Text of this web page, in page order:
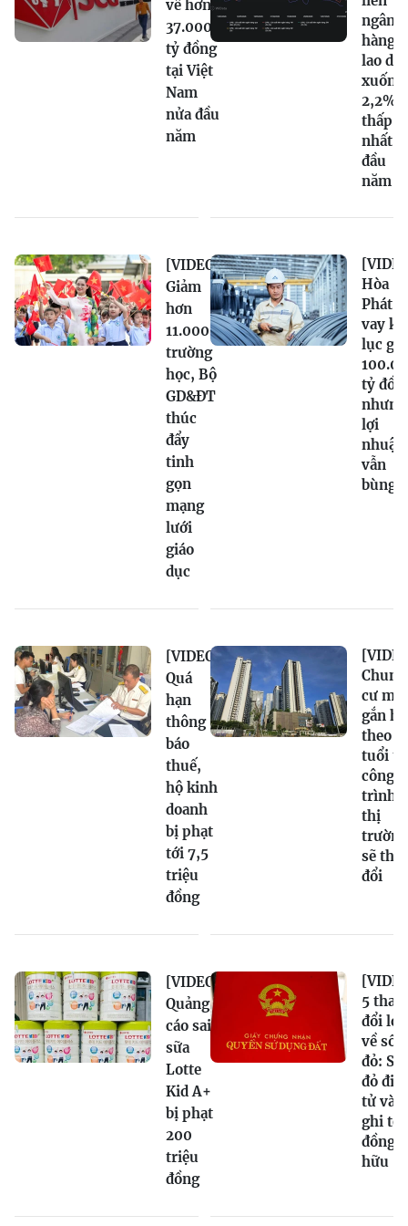
về hơn
37.000
tỷ đồng
tại Việt
Nam
nửa đầu
năm
ngân
hàng
lao dốc
xuống
2,2%,
thấp
nhất
đầu
năm
[VIDEO]
Giảm
hơn
11.000
trường
học, Bộ
GD&ĐT
thúc
đẩy
tinh
gọn
mạng
lưới
giáo
dục
Hòa
Phát
vay kỷ
lục
tỷ
nhưng
lợi
nhuận
vẫn
bùng
[VIDEO]
Quá
hạn
thông
báo
thuế,
hộ kinh
doanh
bị phạt
tới 7,5
triệu
đồng
Chung
cư mới
gắn
theo
tuổi
công
trình,
thị
trường
sẽ
đổi
[VIDEO]
Quảng
cáo sai
sữa
Lotte
Kid A+
bị phạt
200
triệu
đồng
5 thay
đổi lớn
về sổ
đỏ: Sổ
đỏ
tử và
ghi tên
đồng
hữu